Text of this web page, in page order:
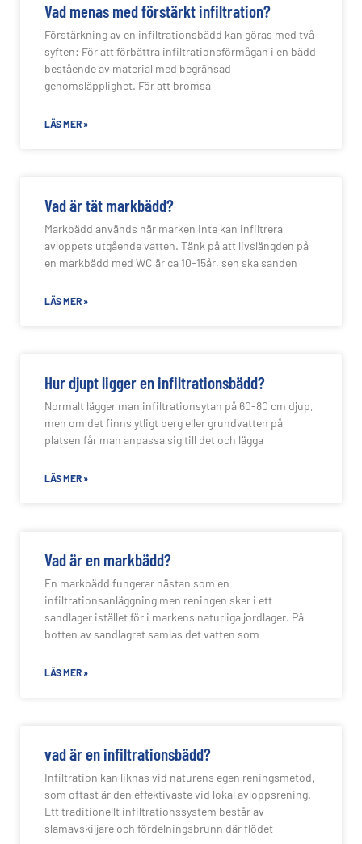
Vad menas med förstärkt infiltration?
Förstärkning av en infiltrationsbädd kan göras med två
syften: För att förbättra infiltrationsförmågan i en bädd
bestående av material med begränsad
genomsläpplighet. För att bromsa
LÄS MER »
Vad är tät markbädd?
Markbädd används när marken inte kan infiltrera
avloppets utgående vatten. Tänk på att livslängden på
en markbädd med WC är ca 10-15år, sen ska sanden
LÄS MER »
Hur djupt ligger en infiltrationsbädd?
Normalt lägger man infiltrationsytan på 60-80 cm djup,
men om det finns ytligt berg eller grundvatten på
platsen får man anpassa sig till det och lägga
LÄS MER »
Vad är en markbädd?
En markbädd fungerar nästan som en
infiltrationsanläggning men reningen sker i ett
sandlager istället för i markens naturliga jordlager. På
botten av sandlagret samlas det vatten som
LÄS MER »
vad är en infiltrationsbädd?
Infiltration kan liknas vid naturens egen reningsmetod,
som oftast är den effektivaste vid lokal avloppsrening.
Ett traditionellt infiltrationssystem består av
slamavskiljare och fördelningsbrunn där flödet